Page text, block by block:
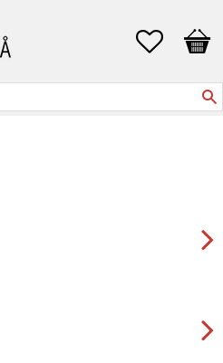
Favoriter